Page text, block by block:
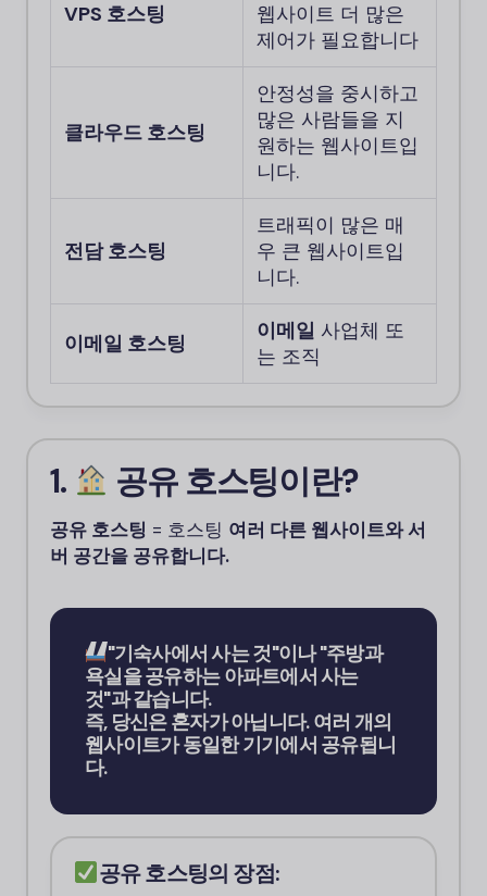
VPS 호스팅
웹사이트 더 많은
제어가 필요합니다
클라우드 호스팅
안정성을 중시하고
많은 사람들을 지
원하는 웹사이트입
니다.
전담 호스팅
트래픽이 많은 매
우 큰 웹사이트입
니다.
이메일 호스팅 이메일 사업체 또
는 조직
1. 공유 호스팅이란?
공유 호스팅 = 호스팅 여러 다른 웹사이트와 서
버 공간을 공유합니다.
"기숙사에서 사는 것"이나 "주방과
욕실을 공유하는 아파트에서 사는
것"과 같습니다.
즉, 당신은 혼자가 아닙니다. 여러 개의
웹사이트가 동일한 기기에서 공유됩니
다.
공유 호스팅의 장점: